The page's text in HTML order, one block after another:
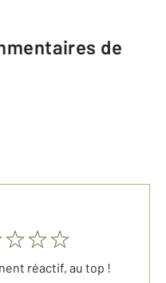
de
réactif, au top !